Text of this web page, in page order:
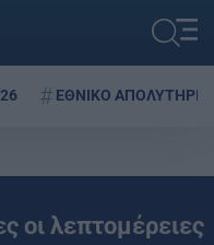
ΕΘΝΙΚΟ ΑΠΟΛΥΤΗΡΙΟ
οι λεπτομέρειες